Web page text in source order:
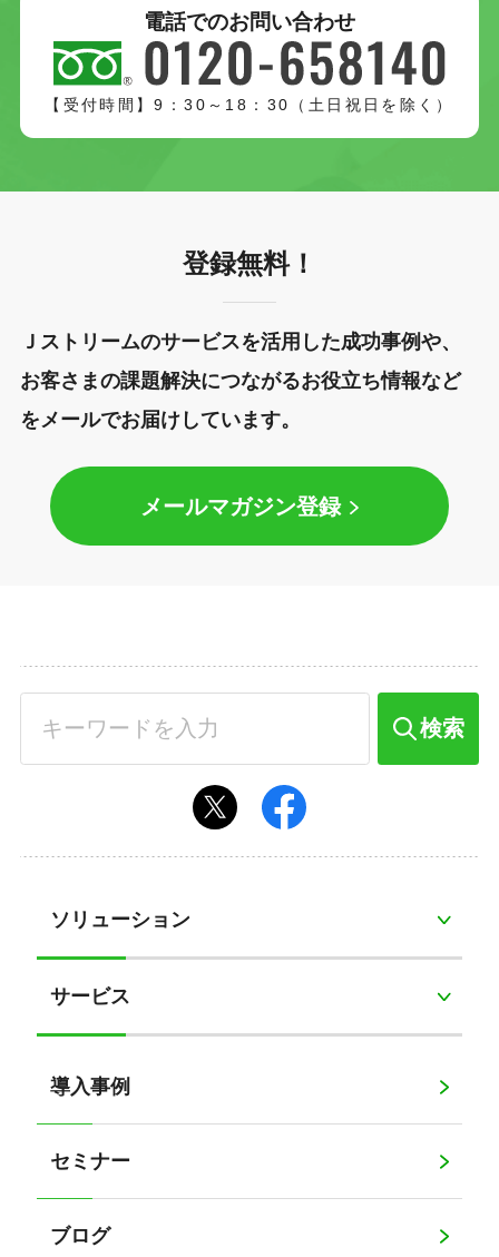
電話でのお問い合わせ
【受付時間】9：30～18：30（土日祝日を除く）
登録無料！
Ｊストリームのサービスを活用した成功事例や、
お客さまの課題解決につながるお役立ち情報など
をメールでお届けしています。
メールマガジン登録
検索
ソリューション
サービス
導入事例
セミナー
ブログ